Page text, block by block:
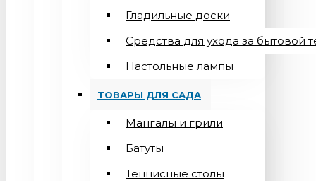
Гладильные доски
Средства для ухода за бытовой
Настольные лампы
ТОВАРЫ ДЛЯ САДА
Мангалы и грили
Батуты
Теннисные столы